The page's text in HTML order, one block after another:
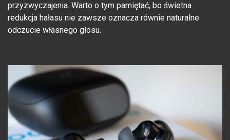
przyzwyczajenia. Warto o tym pamiętać, bo świetna
redukcja hałasu nie zawsze oznacza równie naturalne
odczucie własnego głosu.